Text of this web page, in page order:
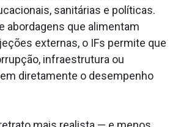
sanitárias e políticas.
abordagens que alimentam
externas, o IFs permite que
infraestrutura ou
diretamente o desempenho